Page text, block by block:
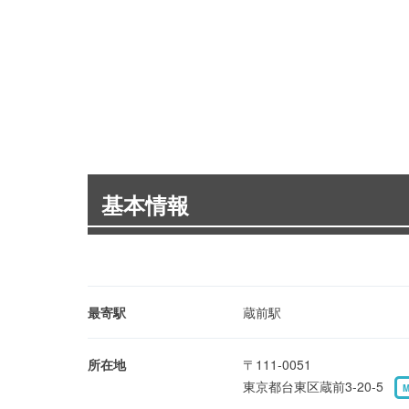
基本情報
最寄駅 蔵前駅
所在地
〒111-0051
東京都台東区蔵前3-20-5